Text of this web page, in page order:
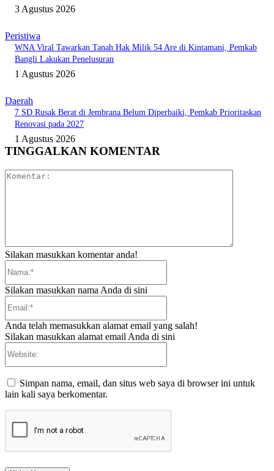
3 Agustus 2026
Peristiwa
WNA Viral Tawarkan Tanah Hak Milik 54 Are di Kintamani, Pemkab
Bangli Lakukan Penelusuran
1 Agustus 2026
Daerah
7 SD Rusak Berat di Jembrana Belum Diperbaiki, Pemkab Prioritaskan
Renovasi pada 2027
1 Agustus 2026
TINGGALKAN KOMENTAR
Silakan masukkan komentar anda!
Silakan masukkan nama Anda di sini
Anda telah memasukkan alamat email yang salah!
Silakan masukkan alamat email Anda di sini
Simpan nama, email, dan situs web saya di browser ini untuk
lain kali saya berkomentar.